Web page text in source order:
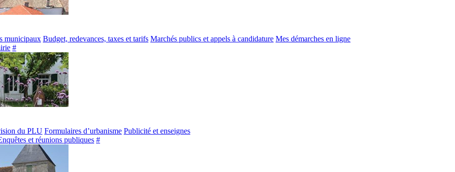
municipaux Budget, redevances, taxes et tarifs Marchés publics et appels à candidature Mes démarches en ligne
#
du PLU Formulaires d’urbanisme Publicité et enseignes
et réunions publiques #